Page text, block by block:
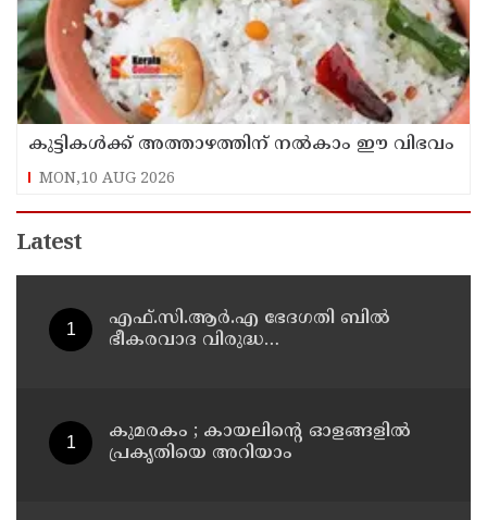
കുട്ടികൾക്ക് അത്താഴത്തിന് നൽകാം ഈ വിഭവം
MON,10 AUG 2026
Latest
എഫ്.സി.ആർ.എ ഭേദഗതി ബിൽ
ഭീകരവാദ വിരുദ്ധ
ഫഡ്നാവിസ്
കുമരകം ; കായലിന്റെ ഓളങ്ങളിൽ
പ്രകൃതിയെ അറിയാം